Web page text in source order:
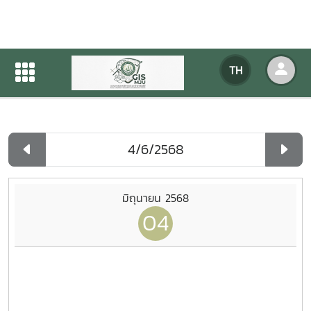
TH
ปฏิทินกิจกรรมของหน่วยงาน
ปฏิทินกิจกรรมของหน่วยงาน รายวัน
มิถุนายน 2568
04